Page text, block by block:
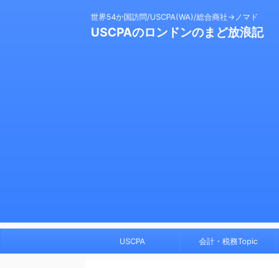
世界54か国訪問/USCPA(WA)/総合商社→ノマド
USCPAのロンドンのまど放浪記
USCPA 会計・税務Topic